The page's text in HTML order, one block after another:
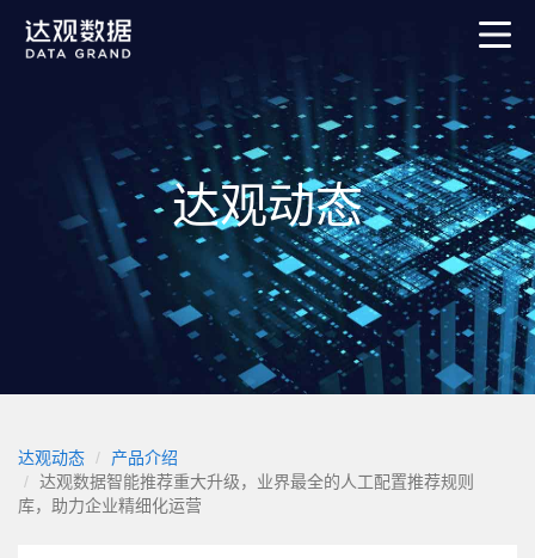
达观动态
达观动态
产品介绍
达观数据智能推荐重大升级，业界最全的人工配置推荐规则
库，助力企业精细化运营